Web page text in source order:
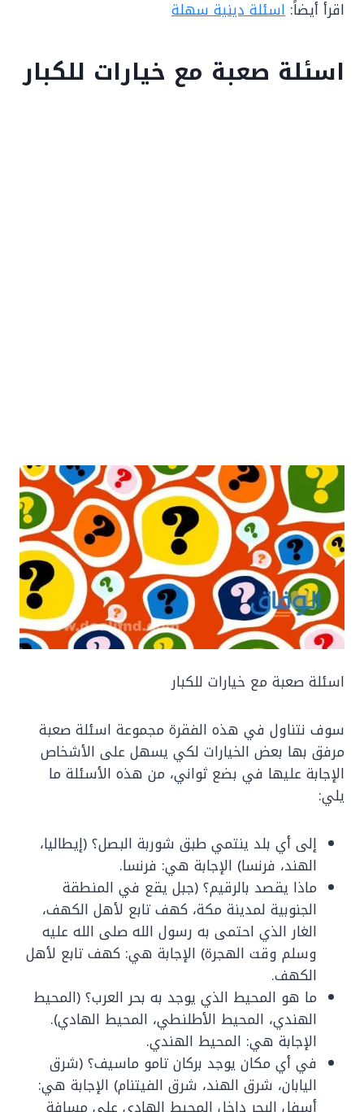
اقرأ أيضاً: اسئلة دينية سهلة
اسئلة صعبة مع خيارات للكبار
اسئلة صعبة مع خيارات للكبار
سوف نتناول في هذه الفقرة مجموعة اسئلة صعبة
مرفق بها بعض الخيارات لكي يسهل على الأشخاص
الإجابة عليها في بضع ثواني، من هذه الأسئلة ما
يلي:
إلى أي بلد ينتمي طبق شوربة البصل؟ (إيطاليا،
الهند، فرنسا) الإجابة هي: فرنسا.
ماذا يقصد بالرقيم؟ (جبل يقع في المنطقة
الجنوبية لمدينة مكة، كهف تابع لأهل الكهف،
الغار الذي احتمى به رسول الله صلى الله عليه
وسلم وقت الهجرة) الإجابة هي: كهف تابع لأهل
الكهف.
ما هو المحيط الذي يوجد به بحر العرب؟ (المحيط
الهندي، المحيط الأطلنطي، المحيط الهادي).
الإجابة هي: المحيط الهندي.
في أي مكان يوجد بركان تامو ماسيف؟ (شرق
اليابان، شرق الهند، شرق الفيتنام) الإجابة هي: